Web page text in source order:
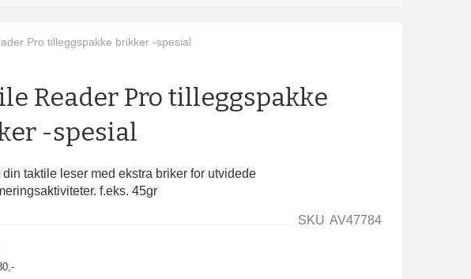
Pro tilleggspakke brikker -spesial
Reader Pro tilleggspakke
-spesial
din taktile leser med ekstra briker for utvidede
f.eks. 45gr
SKU AV47784